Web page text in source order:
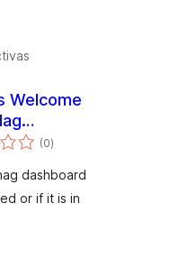
Welcome
Widget
(0total
de
)
dashboard
or if it is in